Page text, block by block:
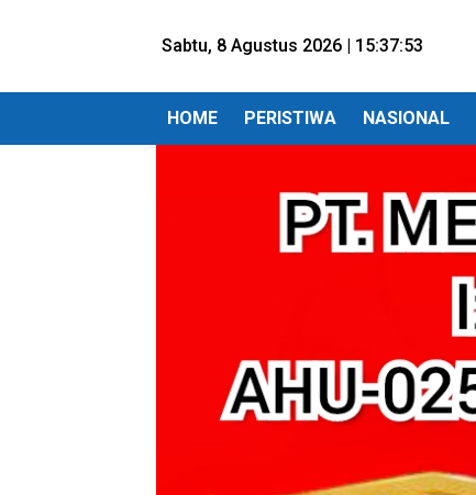
Sabtu, 8 Agustus 2026 | 15:37:55
HOME PERISTIWA NASIONAL